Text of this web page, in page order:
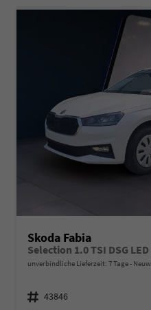
Skoda Fabia
Selection 1.0 TSI DSG
unverbindliche Lieferzeit: 7 Tage
Fahrzeugnr. 43846